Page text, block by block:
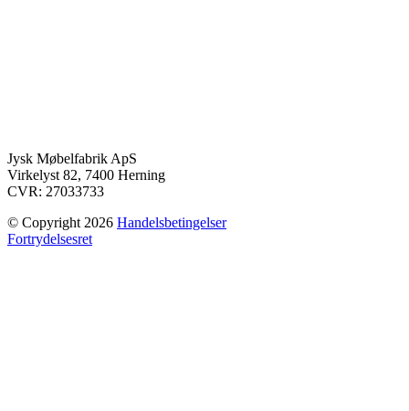
Jysk Møbelfabrik ApS
Virkelyst 82, 7400 Herning
CVR: 27033733
© Copyright 2026 Handelsbetingelser
Fortrydelsesret